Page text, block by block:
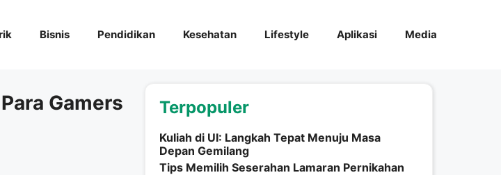
Bisnis Pendidikan Kesehatan Lifestyle Aplikasi Media
Gamers
Terpopuler
Kuliah di UI: Langkah Tepat Menuju Masa
Depan Gemilang
Tips Memilih Seserahan Lamaran Pernikahan